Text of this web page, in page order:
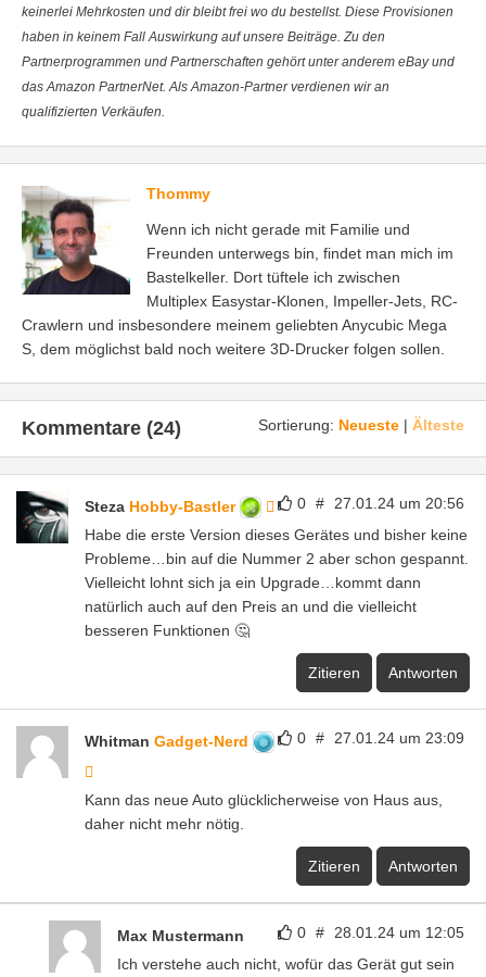
keinerlei Mehrkosten und dir bleibt frei wo du bestellst. Diese Provisionen
haben in keinem Fall Auswirkung auf unsere Beiträge. Zu den
Partnerprogrammen und Partnerschaften gehört unter anderem eBay und
das Amazon PartnerNet. Als Amazon-Partner verdienen wir an
qualifizierten Verkäufen.
Thommy
Wenn ich nicht gerade mit Familie und
Freunden unterwegs bin, findet man mich im
Bastelkeller. Dort tüftele ich zwischen
Multiplex Easystar-Klonen, Impeller-Jets, RC-
Crawlern und insbesondere meinem geliebten Anycubic Mega
S, dem möglichst bald noch weitere 3D-Drucker folgen sollen.
Sortierung: Neueste | Älteste
Kommentare (24)
0 # 27.01.24 um 20:56
Steza Hobby-Bastler
Habe die erste Version dieses Gerätes und bisher keine
Probleme…bin auf die Nummer 2 aber schon gespannt.
Vielleicht lohnt sich ja ein Upgrade…kommt dann
natürlich auch auf den Preis an und die vielleicht
besseren Funktionen 🤔
Zitieren Antworten
0 # 27.01.24 um 23:09
Whitman Gadget-Nerd
Kann das neue Auto glücklicherweise von Haus aus,
daher nicht mehr nötig.
Zitieren Antworten
0 # 28.01.24 um 12:05
Max Mustermann
Ich verstehe auch nicht, wofür das Gerät gut sein